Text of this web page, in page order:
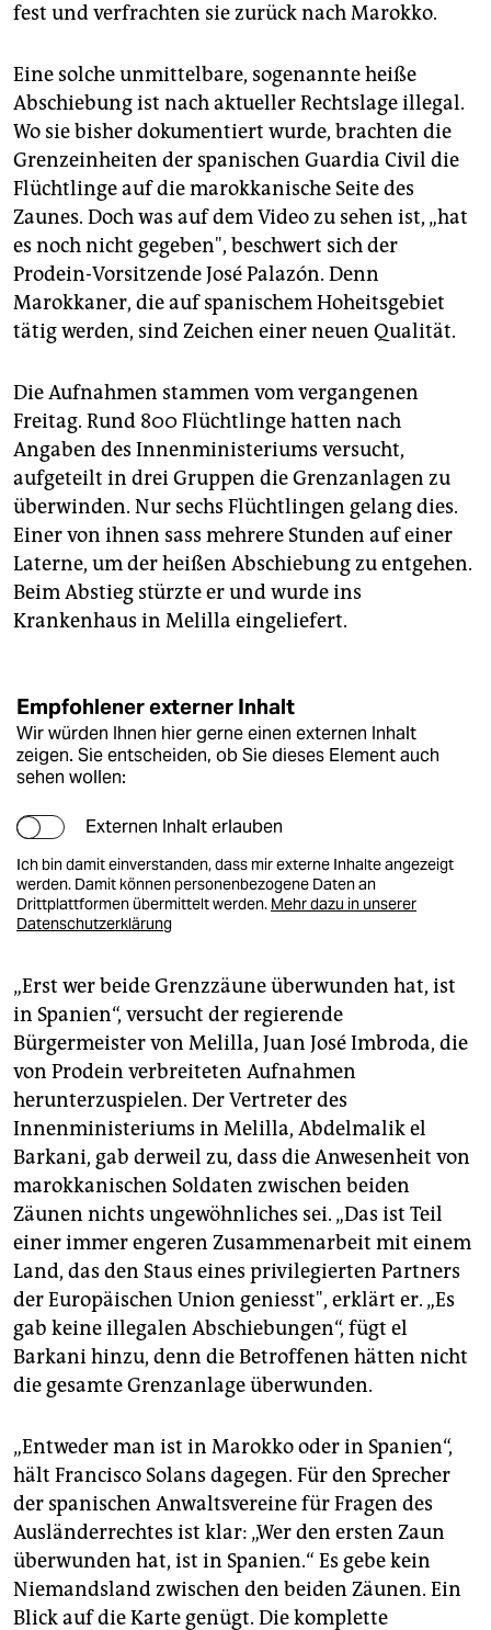
fest und verfrachten sie zurück nach Marokko.
Eine solche unmittelbare, sogenannte heiße
Abschiebung ist nach aktueller Rechtslage illegal.
Wo sie bisher dokumentiert wurde, brachten die
Grenzeinheiten der spanischen Guardia Civil die
Flüchtlinge auf die marokkanische Seite des
Zaunes. Doch was auf dem Video zu sehen ist, „hat
es noch nicht gegeben", beschwert sich der
Prodein-Vorsitzende José Palazón. Denn
Marokkaner, die auf spanischem Hoheitsgebiet
tätig werden, sind Zeichen einer neuen Qualität.
Die Aufnahmen stammen vom vergangenen
Freitag. Rund 800 Flüchtlinge hatten nach
Angaben des Innenministeriums versucht,
aufgeteilt in drei Gruppen die Grenzanlagen zu
überwinden. Nur sechs Flüchtlingen gelang dies.
Einer von ihnen sass mehrere Stunden auf einer
Laterne, um der heißen Abschiebung zu entgehen.
Beim Abstieg stürzte er und wurde ins
Krankenhaus in Melilla eingeliefert.
Empfohlener externer Inhalt
Wir würden Ihnen hier gerne einen externen Inhalt
zeigen. Sie entscheiden, ob Sie dieses Element auch
sehen wollen:
Externen Inhalt erlauben
Ich bin damit einverstanden, dass mir externe Inhalte angezeigt
werden. Damit können personenbezogene Daten an
Drittplattformen übermittelt werden. Mehr dazu in unserer
Datenschutzerklärung
„Erst wer beide Grenzzäune überwunden hat, ist
in Spanien“, versucht der regierende
Bürgermeister von Melilla, Juan José Imbroda, die
von Prodein verbreiteten Aufnahmen
herunterzuspielen. Der Vertreter des
Innenministeriums in Melilla, Abdelmalik el
Barkani, gab derweil zu, dass die Anwesenheit von
marokkanischen Soldaten zwischen beiden
Zäunen nichts ungewöhnliches sei. „Das ist Teil
einer immer engeren Zusammenarbeit mit einem
Land, das den Staus eines privilegierten Partners
der Europäischen Union geniesst", erklärt er. „Es
gab keine illegalen Abschiebungen“, fügt el
Barkani hinzu, denn die Betroffenen hätten nicht
die gesamte Grenzanlage überwunden.
„Entweder man ist in Marokko oder in Spanien“,
hält Francisco Solans dagegen. Für den Sprecher
der spanischen Anwaltsvereine für Fragen des
Ausländerrechtes ist klar: „Wer den ersten Zaun
überwunden hat, ist in Spanien.“ Es gebe kein
Niemandsland zwischen den beiden Zäunen. Ein
Blick auf die Karte genügt. Die komplette